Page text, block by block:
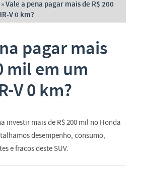
»Vale a pena pagar mais de R$ 200
V 0 km?
pagar mais
mil em um
V 0 km?
investir mais de R$ 200 mil no Honda
desempenho, consumo,
e fracos deste SUV.